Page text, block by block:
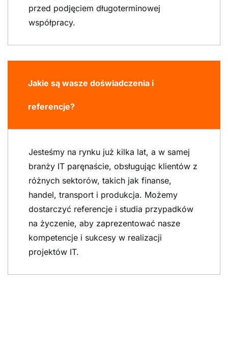
przed podjęciem długoterminowej
współpracy.
Jakie są wasze doświadczenia i
referencje?
Jesteśmy na rynku już kilka lat, a w samej
branży IT paręnaście, obsługując klientów z
różnych sektorów, takich jak finanse,
handel, transport i produkcja. Możemy
dostarczyć referencje i studia przypadków
na życzenie, aby zaprezentować nasze
kompetencje i sukcesy w realizacji
projektów IT.